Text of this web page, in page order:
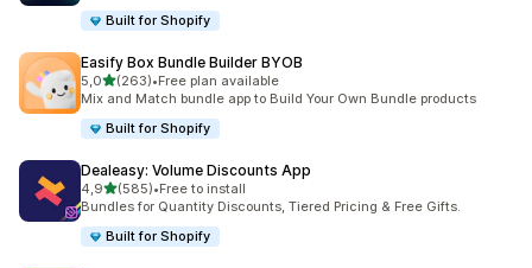
Built for Shopify
Easify Box Bundle Builder BYOB
5,0na 5 gwiazdek
(263)
Łączna liczba recenzji: 263
•Free plan available
Mix and Match bundle app to Build Your Own Bundle products
Built for Shopify
Dealeasy: Volume Discounts App
4,9na 5 gwiazdek
(585)
Łączna liczba recenzji: 585
•Free to install
Bundles for Quantity Discounts, Tiered Pricing & Free Gifts.
Built for Shopify